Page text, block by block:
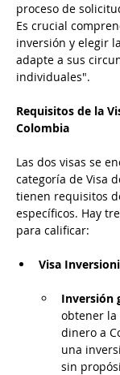
proceso de
Es crucial
inversión y elegir
adapte a sus
individuales".
Requisitos de la
Colombia
Las dos visas se
categoría de Visa
tienen requisitos
específicos. Hay
para calificar:
Visa
Inversión
obtener la
dinero a
una
sin